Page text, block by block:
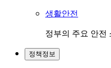
생활안전
정부의 주요 안전
정책정보